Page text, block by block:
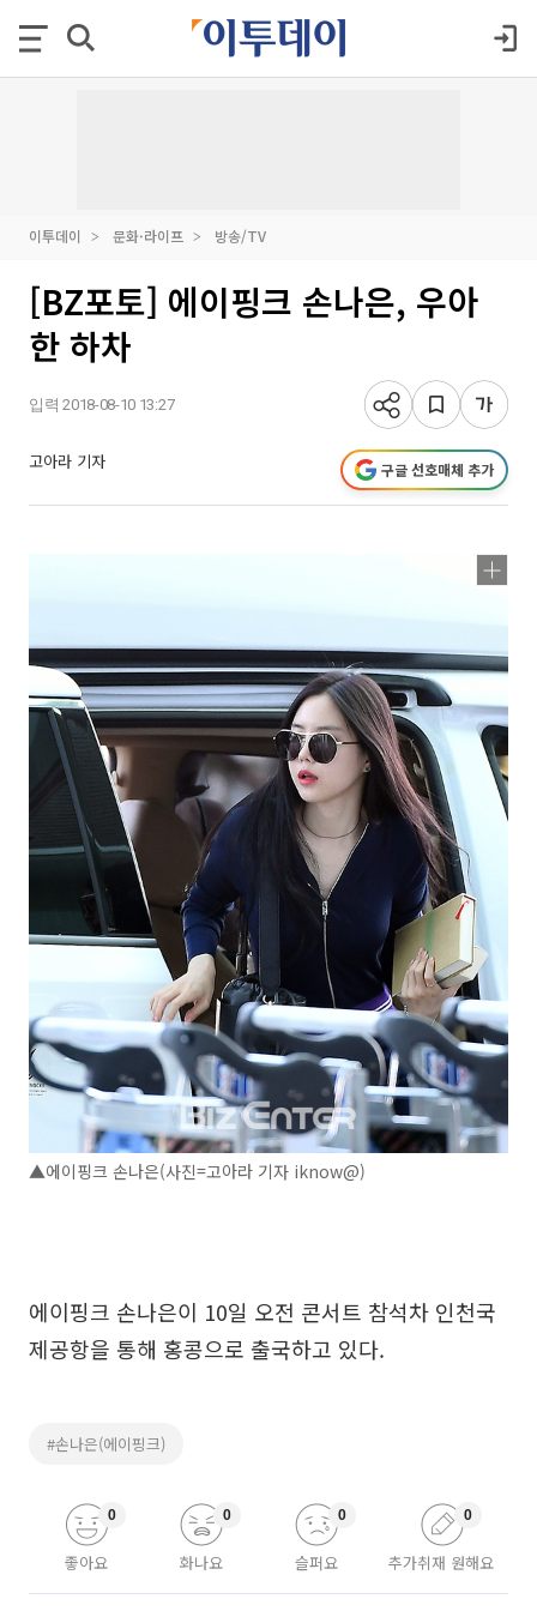
이투데이 문화·라이프 방송/TV
[BZ포토] 에이핑크 손나은, 우아
한 하차
입력 2018-08-10 13:27
고아라 기자 구글 선호매체 추가
▲에이핑크 손나은(사진=고아라 기자 iknow@)
에이핑크 손나은이 10일 오전 콘서트 참석차 인천국
제공항을 통해 홍콩으로 출국하고 있다.
#손나은(에이핑크)
좋아요
0
화나요
0
슬퍼요
0
추가취재 원해요
0